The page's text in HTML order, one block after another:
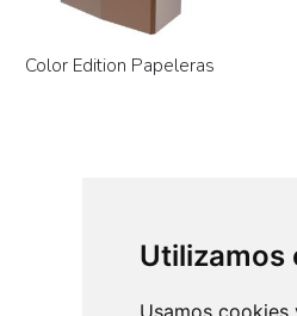
Utilizamos
Usamos
Color Edition Papeleras